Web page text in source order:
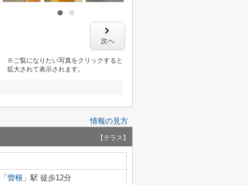
次へ
※ご覧になりたい写真をクリックすると
拡大されて表示されます。
情報の見方
【テラス】
「 曽根 」駅 徒歩12分